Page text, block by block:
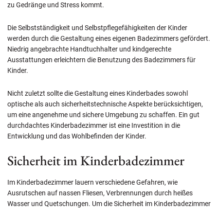
zu Gedränge und Stress kommt.
Die Selbstständigkeit und Selbstpflegefähigkeiten der Kinder
werden durch die Gestaltung eines eigenen Badezimmers gefördert.
Niedrig angebrachte Handtuchhalter und kindgerechte
Ausstattungen erleichtern die Benutzung des Badezimmers für
Kinder.
Nicht zuletzt sollte die Gestaltung eines Kinderbades sowohl
optische als auch sicherheitstechnische Aspekte berücksichtigen,
um eine angenehme und sichere Umgebung zu schaffen. Ein gut
durchdachtes Kinderbadezimmer ist eine Investition in die
Entwicklung und das Wohlbefinden der Kinder.
Sicherheit im Kinderbadezimmer
Im Kinderbadezimmer lauern verschiedene Gefahren, wie
Ausrutschen auf nassen Fliesen, Verbrennungen durch heißes
Wasser und Quetschungen. Um die Sicherheit im Kinderbadezimmer